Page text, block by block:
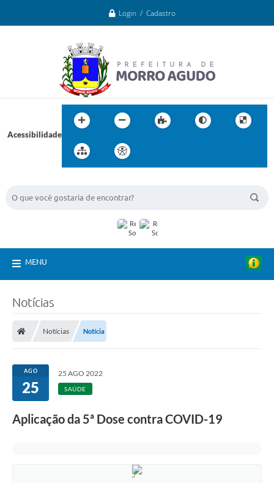
Login / Cadastro
Acessibilidade
MENU
Notícias
Notícias Notícia
AGO
25
25 AGO 2022
SAÚDE
Aplicação da 5ª Dose contra COVID-19